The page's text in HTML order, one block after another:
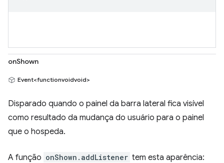
onShown
Event<functionvoidvoid>
Disparado quando o painel da barra lateral fica visível
como resultado da mudança do usuário para o painel
que o hospeda.
A função onShown.addListener tem esta aparência: